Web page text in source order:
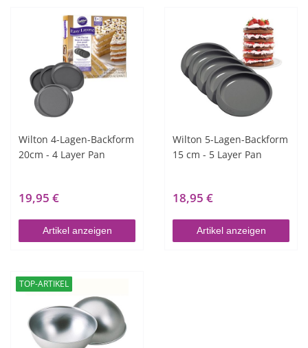
Wilton 4-Lagen-Backform
20cm - 4 Layer Pan
19,95 €
Artikel anzeigen
Wilton 5-Lagen-Backform
15 cm - 5 Layer Pan
18,95 €
Artikel anzeigen
TOP-ARTIKEL